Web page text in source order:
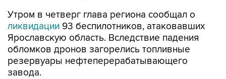
Утром в четверг глава региона сообщал о
ликвидации 93 беспилотников, атаковавших
Ярославскую область. Вследствие падения
обломков дронов загорелись топливные
резервуары нефтеперерабатывающего
завода.